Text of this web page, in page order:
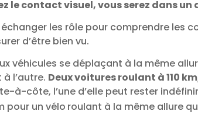
le contact visuel, vous serez dans un
les rôle pour comprendre les
d’être bien vu.
véhicules se déplaçant à la même
l’autre. Deux voitures roulant à 110
à-côte, l’une d’elle peut rester
pour un vélo roulant à la même allure